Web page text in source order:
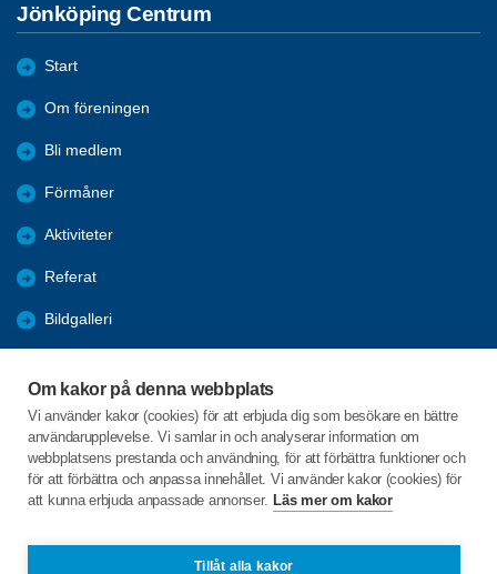
Om kakor på denna webbplats
Vi använder kakor (cookies) för att erbjuda dig som besökare en bättre
användarupplevelse. Vi samlar in och analyserar information om
webbplatsens prestanda och användning, för att förbättra funktioner och
för att förbättra och anpassa innehållet. Vi använder kakor (cookies) för
att kunna erbjuda anpassade annonser. Läs mer om kakor
Tillåt alla kakor
Jönköping Centrum
Start
Om föreningen
Bli medlem
Förmåner
Aktiviteter
Referat
Bildgalleri
Engagera DIG i vår förening
C/o:Lennart Lööw